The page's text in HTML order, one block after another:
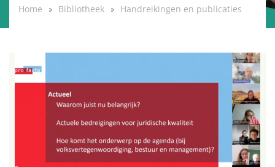
Home Bibliotheek Handreikingen en publicaties